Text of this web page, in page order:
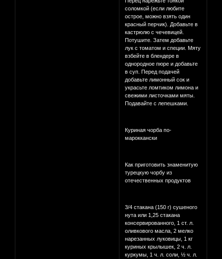
соломкой (если любите
острое, можно взять один
красный перчик). Добавьте в
кастрюлю с чечевицей.
Потушите. Затем добавьте
лук с томатом и специи. Мяту
взбейте в блендере в
однородное пюре и добавьте
в суп. Перед подачей
добавьте лимонный сок и
украсьте ломтиком лимона и
свежими листочками мяты.
Подавайте с лепешками.
Куриная чорба по-
мароккански
Как приготовить знаменитую
турецкую чорбу из
отечественных продуктов
3/4 стакана (150 г) сушеного
нута или 1,25 стакана
консервированного, 1 ст. л.
оливкового масла, 2 мелко
нарезанных луковицы, 1 кг
куриных крылышек, 2 ч. л.
куркумы, 1 ч. л. соли, ½ ч. л.